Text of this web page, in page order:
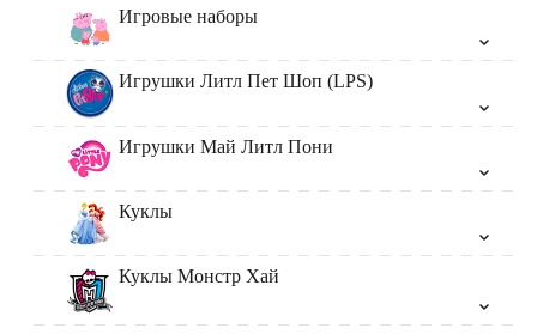
Игровые наборы
Игрушки Литл Пет Шоп (LPS)
Игрушки Май Литл Пони
Куклы
Куклы Монстр Хай